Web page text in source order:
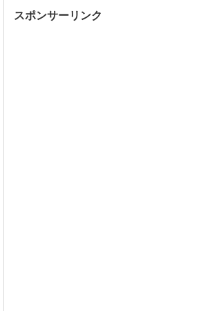
スポンサーリンク